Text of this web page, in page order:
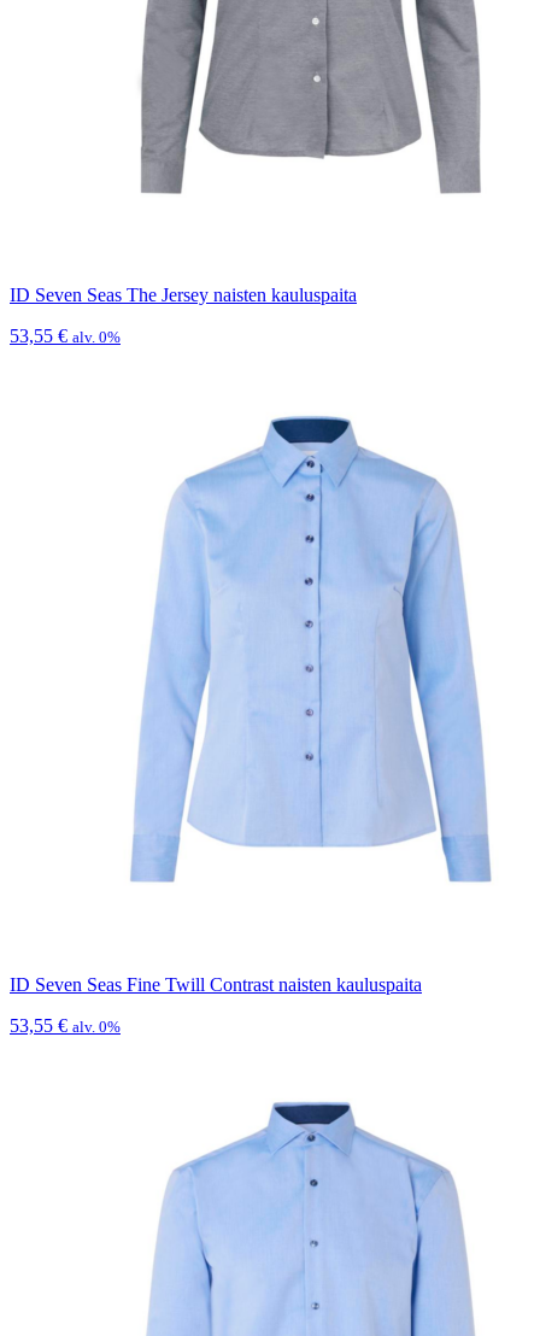
ID Seven Seas The Jersey naisten kauluspaita
53,55 € alv. 0%
ID Seven Seas Fine Twill Contrast naisten kauluspaita
53,55 € alv. 0%